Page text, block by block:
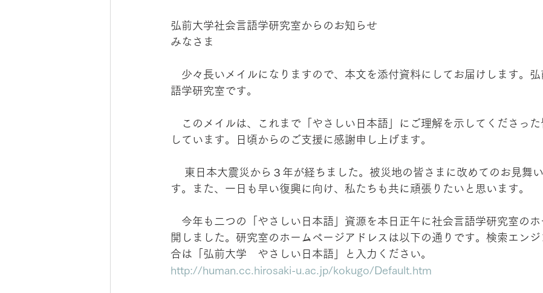
弘前大学社会言語学研究室からのお知らせ
みなさま
少々長いメイルになりますので、本文を添付資料にしてお届けします。弘
語学研究室です。
このメイルは、これまで「やさしい日本語」にご理解を示してくださった
しています。日頃からのご支援に感謝申し上げます。
す。また、一日も早い復興に向け、私たちも共に頑張りたいと思います。
今年も二つの「やさしい日本語」資源を本日正午に社会言語学研究室のホ
開しました。研究室のホームページアドレスは以下の通りです。検索エン
合は「弘前大学　やさしい日本語」と入力ください。
http://human.cc.hirosaki-u.ac.jp/kokugo/Default.htm